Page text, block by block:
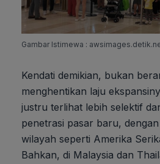
Gambar Istimewa :
Kendati demikian, bukan
menghentikan laju
justru terlihat lebih selektif
penetrasi pasar baru,
wilayah seperti Amerika
Bahkan, di Malaysia dan